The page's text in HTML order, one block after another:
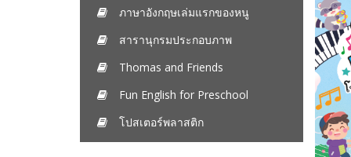
ภาษาอังกฤษเล่มแรกของหนู
สารานุกรมประกอบภาพ
Thomas and Friends
Fun English for Preschool
โปสเตอร์พลาสติก